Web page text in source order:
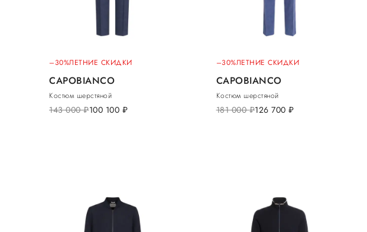
–30%ЛЕТНИЕ СКИДКИ
CAPOBIANCO
Костюм шерстяной
143 000руб.100 100 руб.
–30%ЛЕТНИЕ СКИДКИ
CAPOBIANCO
Костюм шерстяной
181 000руб.126 700 руб.